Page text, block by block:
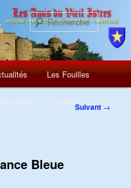
Les Fouilles
Suivant →
Bleue